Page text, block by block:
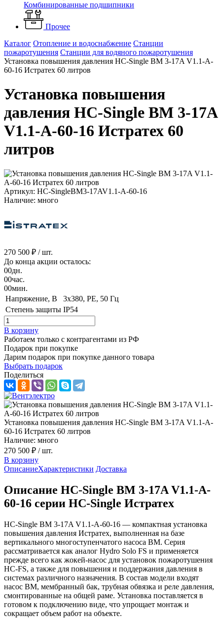
Комбинированные подшипники
Прочее
Каталог Отопление и водоснабжение Станции
пожаротушения Станции для водяного пожаротушения
Установка повышения давления HC-Single BM 3-17A V1.1-A-
60-16 Истратех 60 литров
Установка повышения
давления HC-Single BM 3-17A
V1.1-A-60-16 Истратех 60
литров
Артикул: HC-SingleBM3-17AV1.1-A-60-16
Наличие: много
270 500 ₽ / шт.
До конца акции осталось:
00дн.
00час.
00мин.
Напряжение, B
3x380, PE, 50 Гц
Степень защиты IP54
В корзину
Работаем только с контрагентами из РФ
Подарок при покупке
Дарим подарок при покупке данного товара
Выбрать подарок
Поделиться
Установка повышения давления HC-Single BM 3-17A V1.1-A-
60-16 Истратех 60 литров
Наличие: много
270 500 ₽ / шт.
В корзину
ОписаниеХарактеристики Доставка
Описание HC-Single BM 3-17A V1.1-A-
60-16 серии HC-Single Истратех
HC-Single BM 3-17A V1.1-A-60-16 — компактная установка
повышения давления Истратех, выполненная на базе
вертикального многоступенчатого насоса BM. Серия
рассматривается как аналог Hydro Solo FS и применяется
прежде всего как жокей-насос для установок пожаротушения
HC-FS, а также для повышения и поддержания давления в
системах различного назначения. В состав модели входят
насос BM, мембранный бак, трубная обвязка и реле давления,
смонтированные на общей раме. Установка поставляется в
готовом к подключению виде, что упрощает монтаж и
сокращает объем работ на объекте.